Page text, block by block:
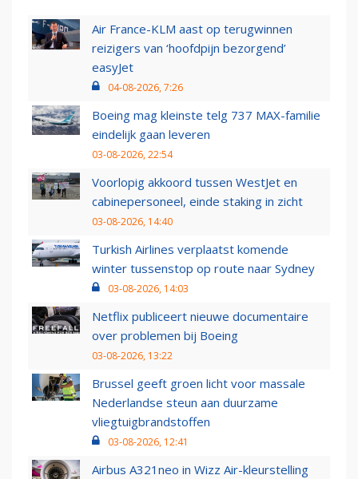
Air France-KLM aast op terugwinnen
reizigers van ‘hoofdpijn bezorgend’
easyJet
04-08-2026, 7:26
Boeing mag kleinste telg 737 MAX-familie
eindelijk gaan leveren
03-08-2026, 22:54
Voorlopig akkoord tussen WestJet en
cabinepersoneel, einde staking in zicht
03-08-2026, 14:40
Turkish Airlines verplaatst komende
winter tussenstop op route naar Sydney
03-08-2026, 14:03
Netflix publiceert nieuwe documentaire
over problemen bij Boeing
03-08-2026, 13:22
Brussel geeft groen licht voor massale
Nederlandse steun aan duurzame
vliegtuigbrandstoffen
03-08-2026, 12:41
Airbus A321neo in Wizz Air-kleurstelling